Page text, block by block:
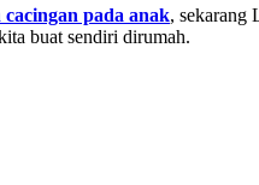
cacingan pada anak, sekarang
buat sendiri dirumah.